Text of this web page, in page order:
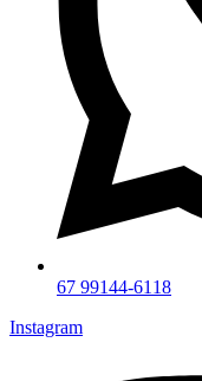
67 99144-6118
Instagram